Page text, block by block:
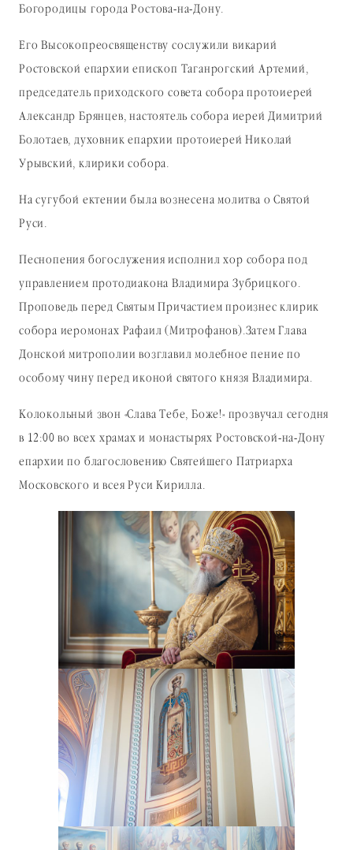
Богородицы города Ростова-на-Дону.
Его Высокопреосвященству сослужили викарий
Ростовской епархии епископ Таганрогский Артемий,
председатель приходского совета собора протоиерей
Александр Брянцев, настоятель собора иерей Димитрий
Болотаев, духовник епархии протоиерей Николай
Урывский, клирики собора.
На сугубой ектении была вознесена молитва о Святой
Руси.
Песнопения богослужения исполнил хор собора под
управлением протодиакона Владимира Зубрицкого.
Проповедь перед Святым Причастием произнес клирик
собора иеромонах Рафаил (Митрофанов).Затем Глава
Донской митрополии возглавил молебное пение по
особому чину перед иконой святого князя Владимира.
Колокольный звон «Слава Тебе, Боже!» прозвучал сегодня
в 12:00 во всех храмах и монастырях Ростовской-на-Дону
епархии по благословению Святейшего Патриарха
Московского и всея Руси Кирилла.